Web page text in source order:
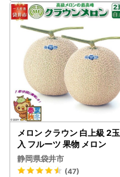
メロン クラウン 白上級 2玉
入 フルーツ 果物 メロン
静岡県袋井市
(47)